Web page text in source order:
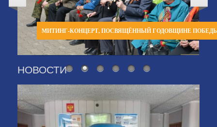
МИТИНГ-КОНЦЕРТ, ПОСВЯЩЁННЫЙ ГОДОВЩИНЕ
НОВОСТИ